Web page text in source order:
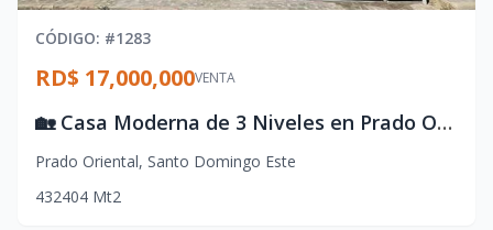
CÓDIGO: #1283
VENTA
RD$ 17,000,000
🏡 Casa Moderna de 3 Niveles en Prado Oriental con Terminaciones de Lujo
Prado Oriental, Santo Domingo Este
432404 Mt2